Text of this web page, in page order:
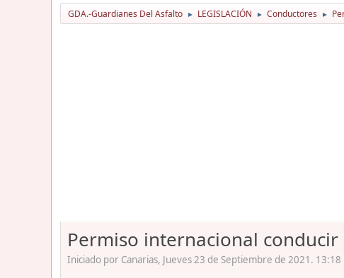
GDA.-Guardianes Del Asfalto ► LEGISLACIÓN ► Conductores ►
Permiso internacional
Iniciado por Canarias, Jueves 23 de Septiembre de 2021. 13:18